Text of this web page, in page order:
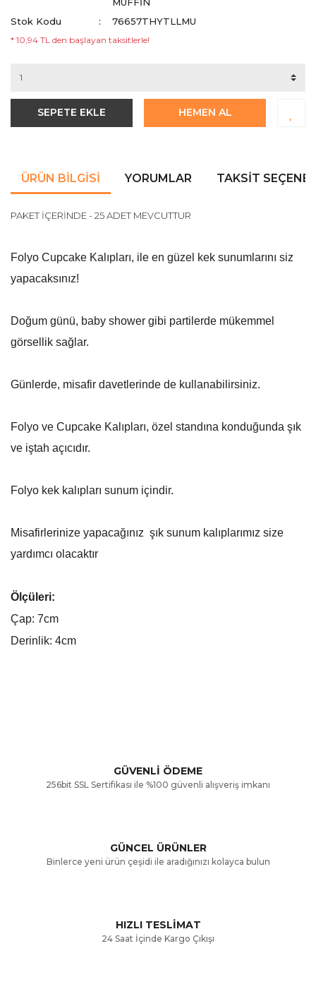
Stok Kodu
76657THYTLLMU
* 10,94 TL den başlayan taksitlerle!
SEPETE EKLE HEMEN AL
ÜRÜN BILGISI YORUMLAR TAKSIT
PAKET İÇERİNDE - 25 ADET MEVCUTTUR
Folyo Cupcake Kalıpları, ile en güzel kek sunumlarını siz
yapacaksınız!
Doğum günü, baby shower gibi partilerde mükemmel
görsellik sağlar.
Günlerde, misafir davetlerinde de kullanabilirsiniz.
Folyo ve Cupcake Kalıpları, özel standına konduğunda şık
ve iştah açıcıdır.
Folyo kek kalıpları sunum içindir.
Misafirlerinize yapacağınız şık sunum kalıplarımız size
yardımcı olacaktır
Ölçüleri:
Çap: 7cm
Derinlik: 4cm
Ürün resmi kalitesiz, bozuk veya görüntülenemiyor.
Ürün bilgilerinde hatalar bulunuyor.
GÜVENLİ ÖDEME
256bit SSL Sertifikası ile %100 güvenli alışveriş imkanı
GÜNCEL ÜRÜNLER
Binlerce yeni ürün çeşidi ile aradığınızı kolayca bulun
HIZLI TESLİMAT
24 Saat İçinde Kargo Çıkışı